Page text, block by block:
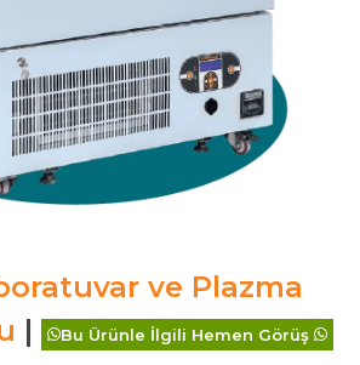
ve Plazma
| Bu Ürünle İlgili Hemen Görüş